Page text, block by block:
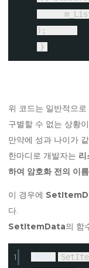
);
}
위 코드는 일반적으
구별할 수 없는 상황
만약에 성과 나이가
한마디로 개발자는
하여 암호화 전의 이
이 경우에
다.
SetItemData의 함
1